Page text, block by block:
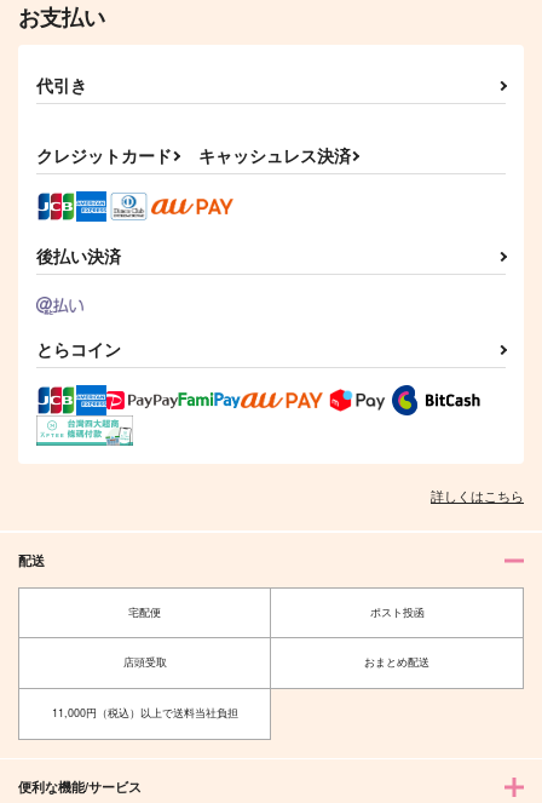
五十音
787円（税込）
チャイ屋さん
472 円
880円（税込）
夏油傑×五条悟
1,257
五条悟×夏油傑
お支払い
代引き
クレジットカード キャッシュレス決済
後払い決済
とらコイン
詳しくはこちら
配送
宅配便 ポスト投函
店頭受取 おまとめ配送
11,000円（税込）以上で送料当社負担
便利な機能/サービス